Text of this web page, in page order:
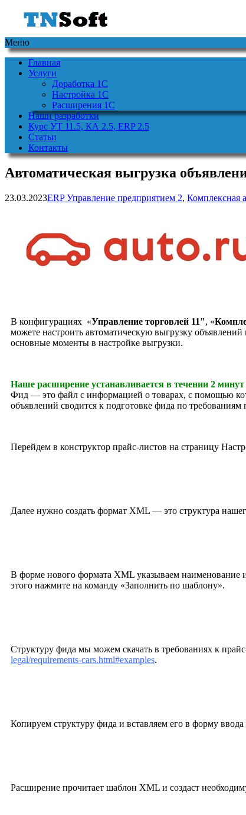
Меню
Главная
Услуги
Доработка 1С
Настройка 1С
Расширения 1С
Наши разработки
Курс УТ 11.5, КА 2.5, ERP 2.5
Статьи
Контакты
Автоматическая выгрузка
23.03.2023ERP Управление предприятием 2, Комплексная
В конфигурациях «Управление торговлей 11″, «
можете настроить автоматическую выгрузку
основные моменты в настройке выгрузки.
Наше расширение устанавливается в течении 2 минут
Фид — это файл с информацией о товарах, с помощью
объявлений сводится к подготовке фида по требованиям
Перейдем в конструктор прайс-листов на страницу
Далее нужно создать формат XML — это структура
В форме нового формата XML указываем наименование
этого нажмите на команду «Заполнить по шаблону».
Структуру фида мы можем скачать в требованиях к
legal/requirements-cars.html#examples.
Копируем структуру фида и вставляем его в форму
Расширение прочитает шаблон XML и создаст